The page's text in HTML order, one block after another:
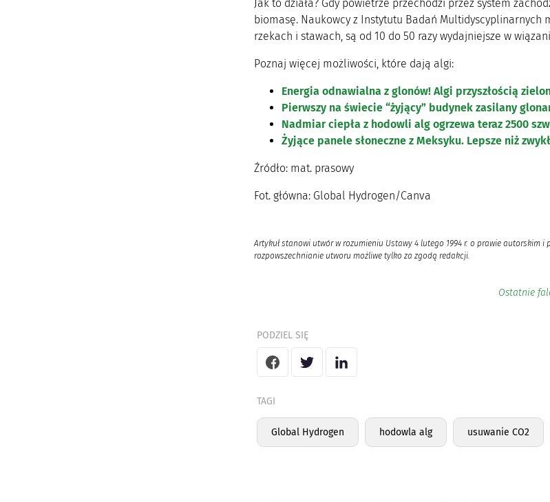
Jak to działa? Gdy powietrze przechodzi przez system
biomasę. Naukowcy z Instytutu Badań Multidyscyplinarnych
rzekach i stawach, są od 10 do 50 razy wydajniejsze w
Poznaj więcej możliwości, które dają algi:
Energia odnawialna z glonów! Algi przyszłością
Pierwszy na świecie “żyjący” budynek zasilany
Nadmiar ciepła z hodowli alg ogrzewa teraz 2500
Żyjące panele słoneczne z Meksyku. Lepsze niż
Źródło: mat. prasowy
Fot. główna: Global Hydrogen/Canva
Artykuł stanowi utwór w rozumieniu Ustawy 4 lutego 1994 r. o prawie autorskim
rozpowszechnianie utworu możliwe tylko za zgodą redakcji.
Ostatnie
PODZIEL SIĘ
TAGI
Global Hydrogen hodowla alg usuwanie CO2